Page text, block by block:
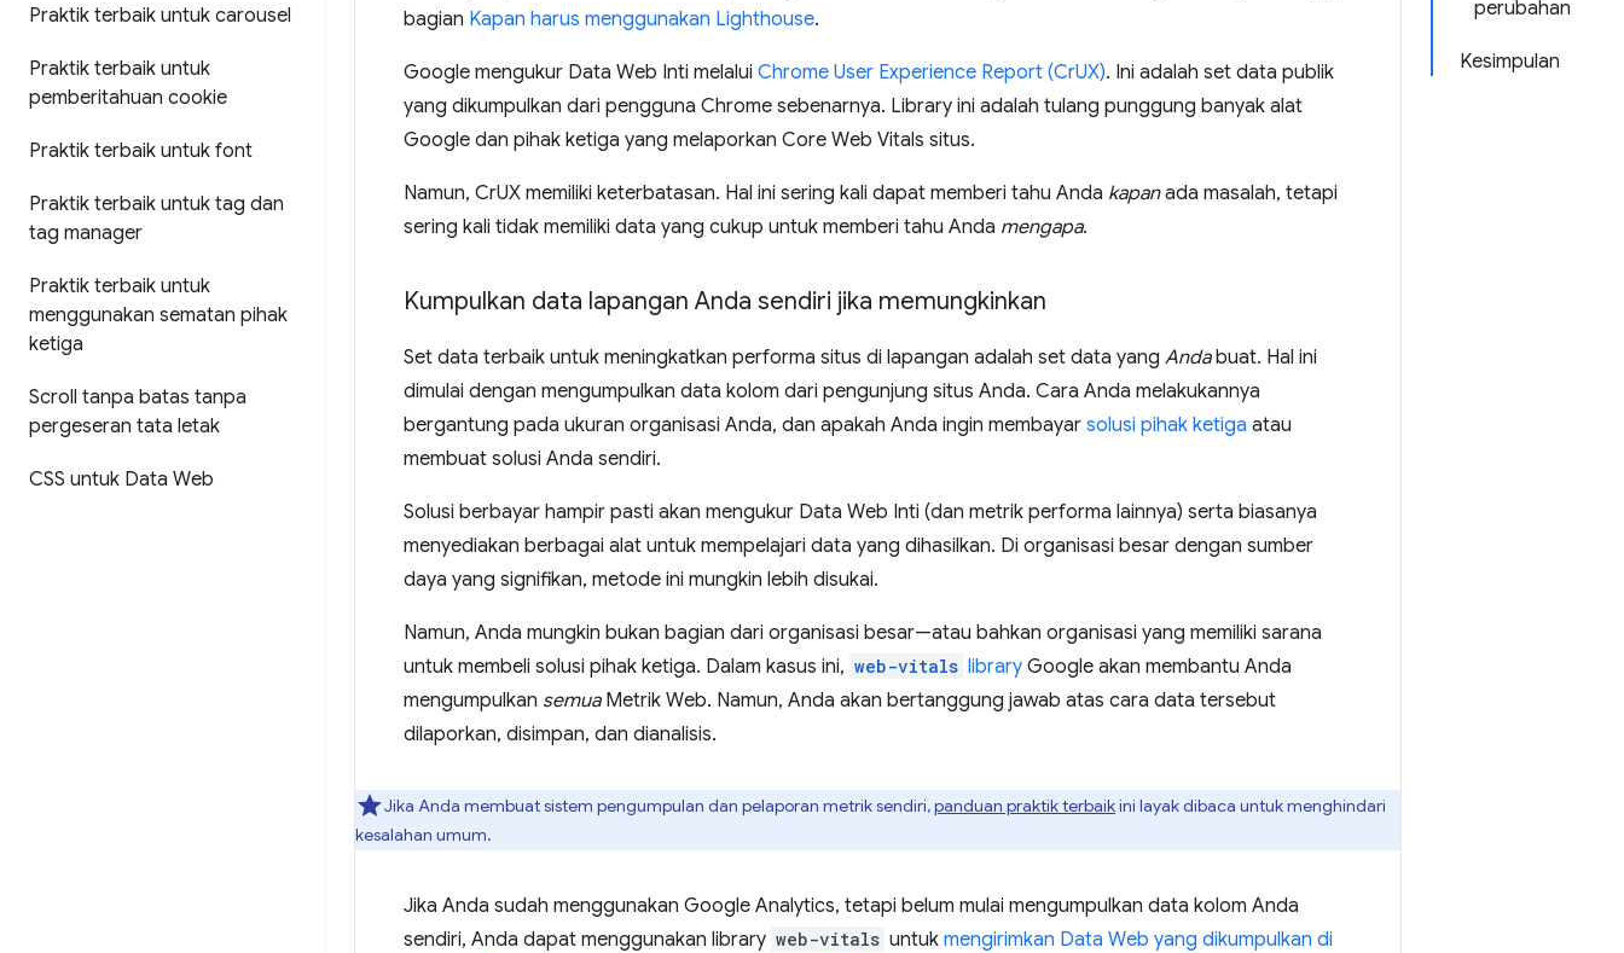
Praktik terbaik untuk carousel
Praktik terbaik untuk
pemberitahuan cookie
Praktik terbaik untuk font
Praktik terbaik untuk tag dan
tag manager
Praktik terbaik untuk
menggunakan sematan pihak
ketiga
Scroll tanpa batas tanpa
pergeseran tata letak
CSS untuk Data Web
perubahan
Kesimpulan
bagian Kapan harus menggunakan Lighthouse.
Google mengukur Data Web Inti melalui Chrome User Experience Report (CrUX). Ini adalah set data publik
yang dikumpulkan dari pengguna Chrome sebenarnya. Library ini adalah tulang punggung banyak alat
Google dan pihak ketiga yang melaporkan Core Web Vitals situs.
Namun, CrUX memiliki keterbatasan. Hal ini sering kali dapat memberi tahu Anda kapanada masalah, tetapi
sering kali tidak memiliki data yang cukup untuk memberi tahu Anda mengapa.
Kumpulkan data lapangan Anda sendiri jika memungkinkan
Set data terbaik untuk meningkatkan performa situs di lapangan adalah set data yang Andabuat. Hal ini
dimulai dengan mengumpulkan data kolom dari pengunjung situs Anda. Cara Anda melakukannya
bergantung pada ukuran organisasi Anda, dan apakah Anda ingin membayar solusi pihak ketiga atau
membuat solusi Anda sendiri.
Solusi berbayar hampir pasti akan mengukur Data Web Inti (dan metrik performa lainnya) serta biasanya
menyediakan berbagai alat untuk mempelajari data yang dihasilkan. Di organisasi besar dengan sumber
daya yang signifikan, metode ini mungkin lebih disukai.
Namun, Anda mungkin bukan bagian dari organisasi besar—atau bahkan organisasi yang memiliki sarana
untuk membeli solusi pihak ketiga. Dalam kasus ini, web-vitals library Google akan membantu Anda
mengumpulkan semuaMetrik Web. Namun, Anda akan bertanggung jawab atas cara data tersebut
dilaporkan, disimpan, dan dianalisis.
Jika Anda membuat sistem pengumpulan dan pelaporan metrik sendiri,panduan praktik terbaikini layak dibaca untuk menghindari
kesalahan umum.
Jika Anda sudah menggunakan Google Analytics, tetapi belum mulai mengumpulkan data kolom Anda
sendiri, Anda dapat menggunakan library web-vitals untuk mengirimkan Data Web yang dikumpulkan di